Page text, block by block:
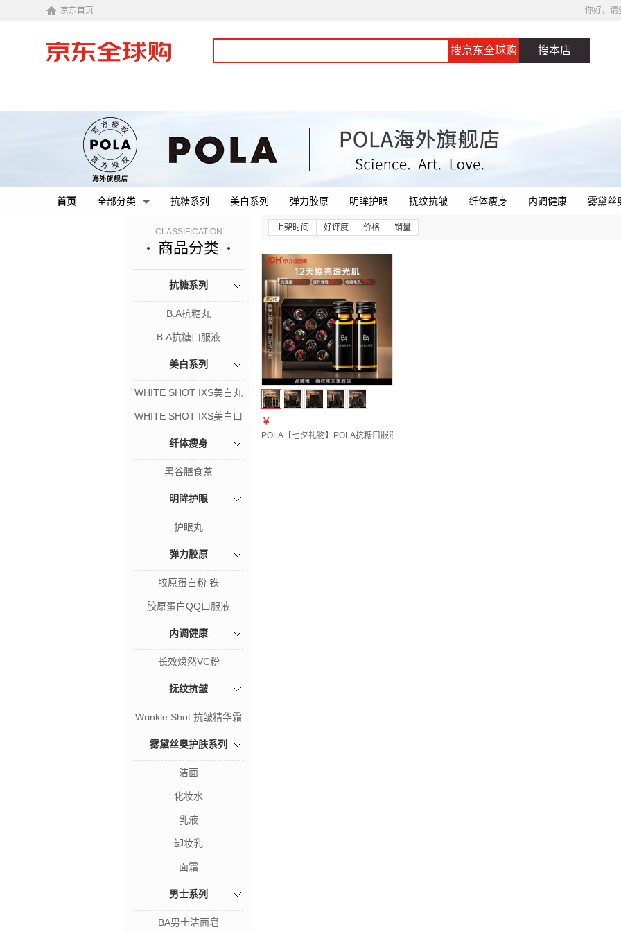
京东首页 你好，请
搜京东全球购 搜本店
首页 全部分类 抗糖系列 美白系列 弹力胶原 明眸护眼 抚纹抗皱 纤体瘦身 内调健康 雾黛丝
CLASSIFICATION
商品分类
抗糖系列
B.A抗糖丸
B.A抗糖口服液
美白系列
WHITE SHOT IXS美白丸
WHITE SHOT IXS美白口
纤体瘦身
黑谷膳食茶
明眸护眼
护眼丸
弹力胶原
胶原蛋白粉 铁
胶原蛋白QQ口服液
内调健康
长效焕然VC粉
抚纹抗皱
Wrinkle Shot 抗皱精华霜
雾黛丝奥护肤系列
洁面
化妆水
乳液
卸妆乳
面霜
男士系列
BA男士洁面皂
上架时间 好评度 价格 销量
￥
POLA【七夕礼物】POLA抗糖口服液AG抗糖胶原蛋白肽饮拯救熬夜肌口服液 第2代抗糖饮【 12瓶